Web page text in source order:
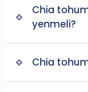
Chia
yenmeli?
Chia